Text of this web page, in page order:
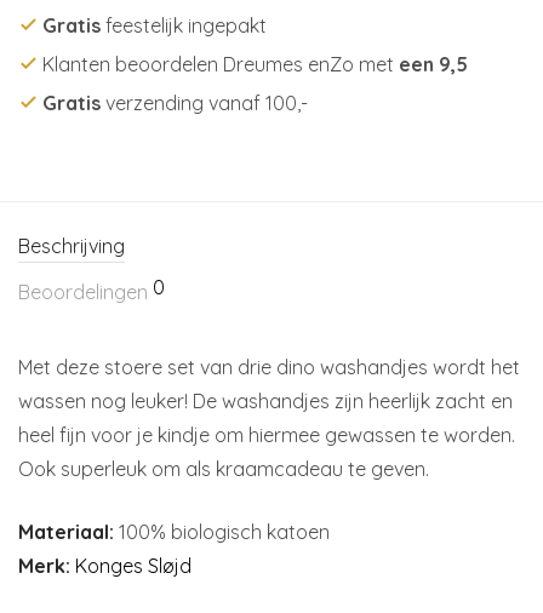
Gratis feestelijk ingepakt
Klanten beoordelen Dreumes enZo met een 9,5
Gratis verzending vanaf 100,-
Beschrijving
Beoordelingen 0
Met deze stoere set van drie dino washandjes wordt het
wassen nog leuker! De washandjes zijn heerlijk zacht en
heel fijn voor je kindje om hiermee gewassen te worden.
Ook superleuk om als kraamcadeau te geven.
Materiaal: 100% biologisch katoen
Merk: Konges Sløjd